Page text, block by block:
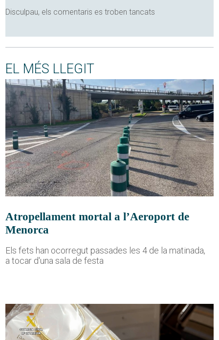
Disculpau, els comentaris es troben tancats
EL MÉS LLEGIT
Atropellament mortal a l’Aeroport de
Menorca
Els fets han ocorregut passades les 4 de la matinada,
a tocar d'una sala de festa